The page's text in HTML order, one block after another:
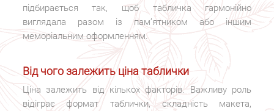
підбирається так, щоб табличка гармонійно
виглядала разом із пам’ятником або іншим
меморіальним оформленням.
Від чого залежить ціна таблички
Ціна залежить від кількох факторів. Важливу роль
відіграє формат таблички, складність макета,